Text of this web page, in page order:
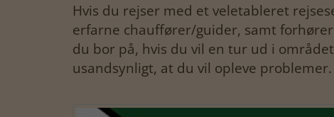
Hvis du rejser med et veletableret
erfarne chauffører/guider, samt
du bor på, hvis du vil en tur ud i
usandsynligt, at du vil opleve problemer.